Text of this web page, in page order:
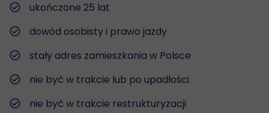
ukończone 25 lat
dowód osobisty i prawo jazdy
stały adres zamieszkania w Polsce
nie być w trakcie lub po upadłości
nie być w trakcie restrukturyzacji